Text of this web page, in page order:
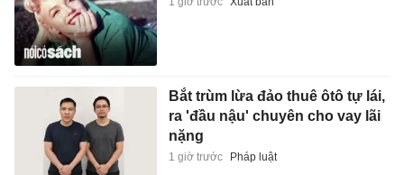
Bắt trùm lừa đảo thuê ôtô tự lái,
ra 'đầu nậu' chuyên cho vay lãi
nặng
1 giờ trước Pháp luật